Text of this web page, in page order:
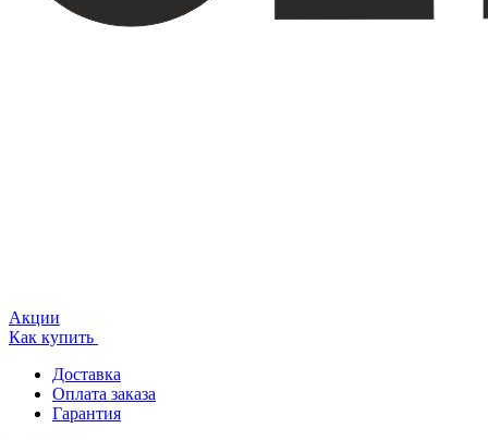
Акции
Как купить
Доставка
Оплата заказа
Гарантия